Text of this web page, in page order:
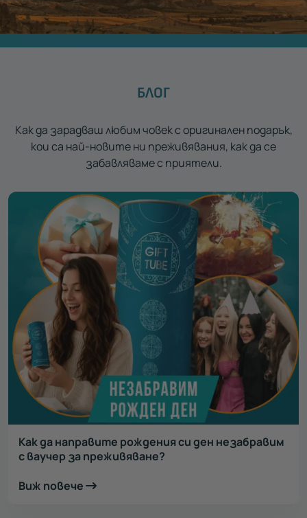
БЛОГ
Как да зарадваш любим човек с оригинален подарък,
кои са най-новите ни преживявания, как да се
забавляваме с приятели.
Как да направите рождения си ден незабравим
с ваучер за преживяване?
Виж повече